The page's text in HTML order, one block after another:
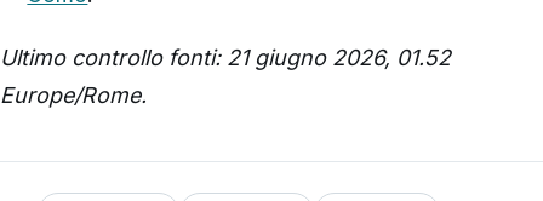
Ultimo controllo fonti: 21 giugno 2026, 01.52
Europe/Rome.